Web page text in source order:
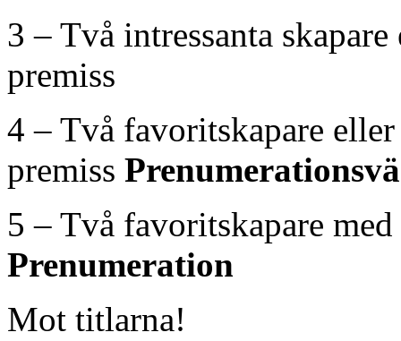
3 – Två intressanta
premiss
4 – Två favoritskapare
premiss
5 – Två favoritskapare
Prenumeration
Mot titlarna!